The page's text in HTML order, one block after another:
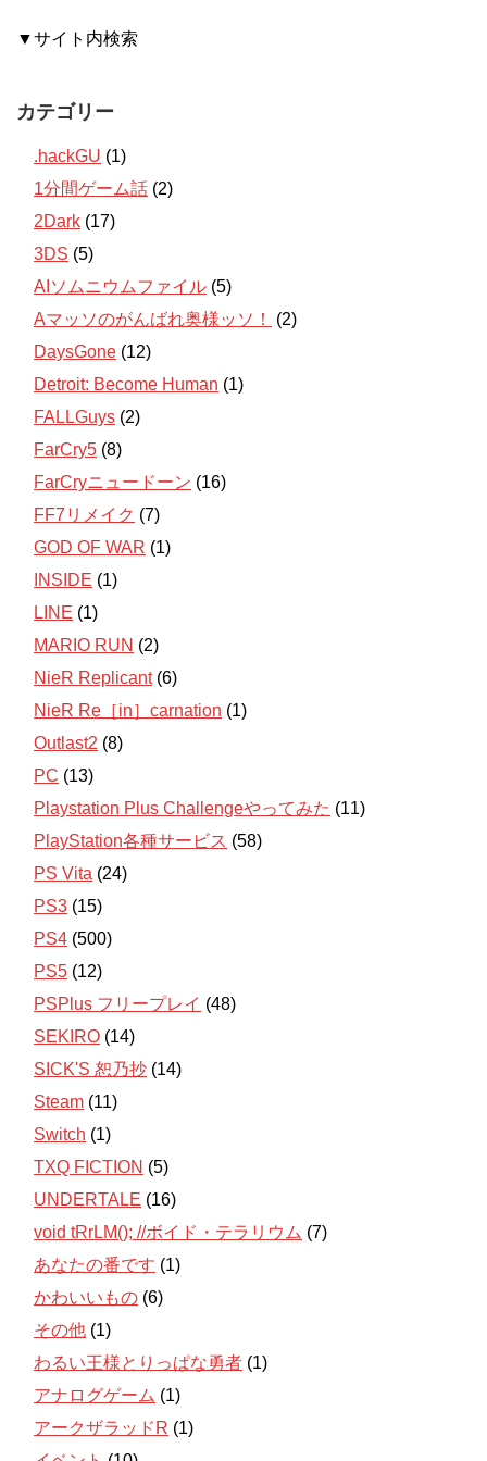
▼サイト内検索
カテゴリー
.hackGU (1)
1分間ゲーム話 (2)
2Dark (17)
3DS (5)
AIソムニウムファイル (5)
Aマッソのがんばれ奥様ッソ！
(2)
DaysGone (12)
Detroit: Become Human (1)
FALLGuys (2)
FarCry5 (8)
FarCryニュードーン (16)
FF7リメイク (7)
GOD OF WAR (1)
INSIDE (1)
LINE (1)
MARIO RUN (2)
NieR Replicant(6)
NieR Re［in］carnation (1)
Outlast2 (8)
PC (13)
Playstation Plus Challengeやってみた (11)
PlayStation各種サービス (58)
PS Vita (24)
PS3 (15)
PS4 (500)
PS5 (12)
PSPlus フリープレイ (48)
SEKIRO (14)
SICK'S 恕乃抄 (14)
Steam (11)
Switch (1)
TXQ FICTION (5)
UNDERTALE (16)
void tRrLM(); //ボイド・テラリウム (7)
あなたの番です (1)
かわいいもの (6)
その他 (1)
わるい王様とりっぱな勇者 (1)
アナログゲーム (1)
アークザラッドR (1)